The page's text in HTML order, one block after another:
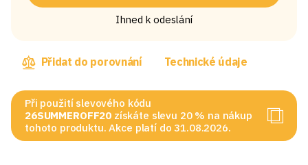
Ihned k odeslání
Přidat do porovnání Technické údaje
Při použití slevového kódu
26SUMMEROFF20 získáte slevu 20 % na nákup
tohoto produktu. Akce platí do 31.08.2026.